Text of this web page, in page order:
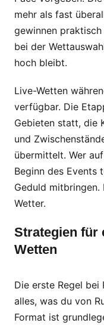
mehr als fast
gewinnen praktisch
bei der
hoch bleibt.
Live-Wetten
verfügbar. Die
Gebieten statt, die
und
übermittelt. Wer
Beginn des Events
Geduld mitbringen.
Wetter.
Strategien für
Wetten
Die erste Regel bei
alles, was du von
Format ist